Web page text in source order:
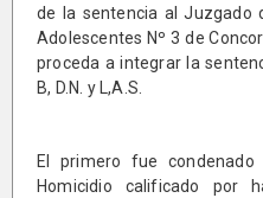
de la sentencia al Juzgado
Adolescentes Nº 3 de
proceda a integrar la
B, D.N. y L,A.S.
El primero fue
Homicidio calificado por